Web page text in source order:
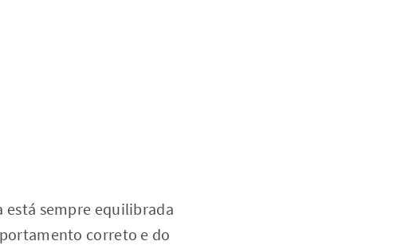
está sempre equilibrada
correto e do